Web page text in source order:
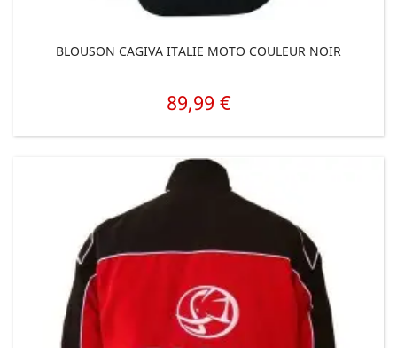
BLOUSON CAGIVA ITALIE MOTO COULEUR NOIR
Prix
89,99 €